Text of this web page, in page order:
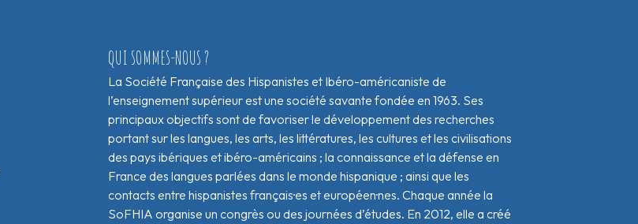
QUI SOMMES-NOUS ?
La Société Française des Hispanistes et Ibéro-américaniste de
l’enseignement supérieur est une société savante fondée en 1963. Ses
principaux objectifs sont de favoriser le développement des recherches
portant sur les langues, les arts, les littératures, les cultures et les civilisations
des pays ibériques et ibéro-américains ; la connaissance et la défense en
France des langues parlées dans le monde hispanique ; ainsi que les
contacts entre hispanistes français·es et européen·nes. Chaque année la
SoFHIA organise un congrès ou des journées d’études. En 2012, elle a créé